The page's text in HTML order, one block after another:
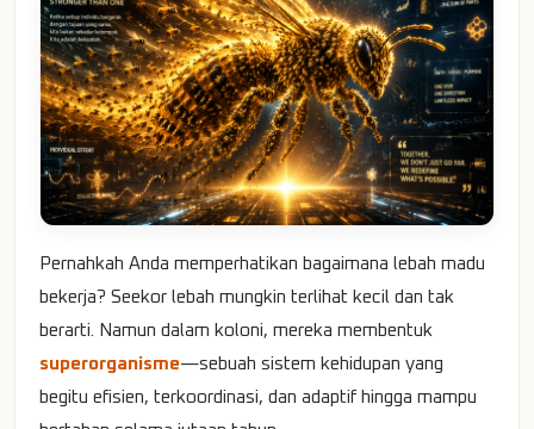
Pernahkah Anda memperhatikan bagaimana lebah madu
bekerja? Seekor lebah mungkin terlihat kecil dan tak
berarti. Namun dalam koloni, mereka membentuk
superorganisme—sebuah sistem kehidupan yang
begitu efisien, terkoordinasi, dan adaptif hingga mampu